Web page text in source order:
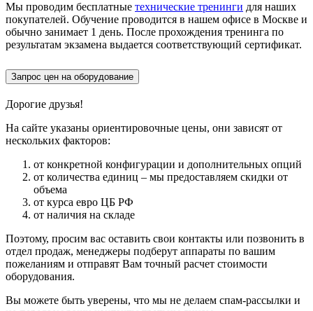
Мы проводим бесплатные технические тренинги для наших
покупателей. Обучение проводится в нашем офисе в Москве и
обычно занимает 1 день. После прохождения тренинга по
результатам экзамена выдается соответствующий сертификат.
Запрос цен на оборудование
Дорогие друзья!
На сайте указаны ориентировочные цены, они зависят от
нескольких факторов:
от конкретной конфигурации и дополнительных опций
от количества единиц – мы предоставляем скидки от
объема
от курса евро ЦБ РФ
от наличия на складе
Поэтому, просим вас оставить свои контакты или позвонить в
отдел продаж, менеджеры подберут аппараты по вашим
пожеланиям и отправят Вам точный расчет стоимости
оборудования.
Вы можете быть уверены, что мы не делаем спам-рассылки и